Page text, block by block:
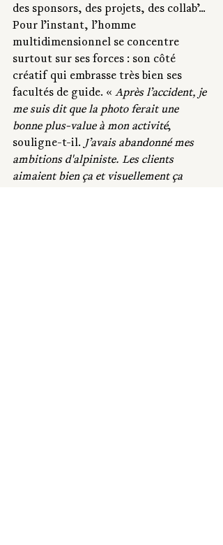
des sponsors, des projets, des collab’...
Pour l’instant, l’homme
multidimensionnel se concentre
surtout sur ses forces : son côté
créatif qui embrasse très bien ses
facultés de guide. « Après l’accident, je
me suis dit que la photo ferait une
bonne plus-value à mon activité,
souligne-t-il. J’avais abandonné mes
ambitions d'alpiniste. Les clients
aimaient bien ça et visuellement ça